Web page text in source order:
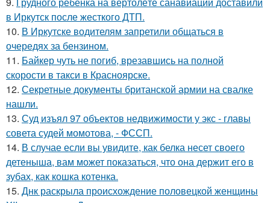
в Иркутск после жесткого ДТП.
10. В Иркутске водителям запретили общаться в
очередях за бензином.
11. Байкер чуть не погиб, врезавшись на полной
скорости в такси в Красноярске.
12. Секретные документы британской армии на свалке
нашли.
13. Суд изъял 97 объектов недвижимости у экс - главы
совета судей момотова, - ФССП.
14. В случае если вы увидите, как белка несет своего
детеныша, вам может показаться, что она держит его в
зубах, как кошка котенка.
15. Днк раскрыла происхождение половецкой женщины